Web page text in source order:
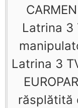
Latrina 3
Latrina 3
răsplătită